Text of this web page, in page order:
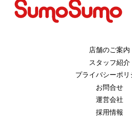
店舗のご案内
スタッフ紹介
プライバシーポリ
お問合せ
運営会社
採用情報